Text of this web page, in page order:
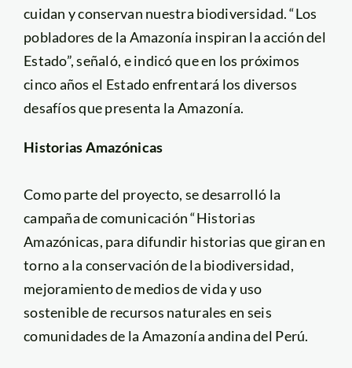
cuidan y conservan nuestra biodiversidad. “Los
pobladores de la Amazonía inspiran la acción del
Estado”, señaló, e indicó que en los próximos
cinco años el Estado enfrentará los diversos
desafíos que presenta la Amazonía.
Historias Amazónicas
Como parte del proyecto, se desarrolló la
campaña de comunicación “Historias
Amazónicas, para difundir historias que giran en
torno a la conservación de la biodiversidad,
mejoramiento de medios de vida y uso
sostenible de recursos naturales en seis
comunidades de la Amazonía andina del Perú.